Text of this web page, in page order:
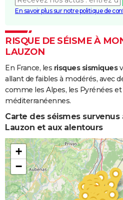
En savoir plus sur notre politique de
RISQUE DE SÉISME À
LAUZON
En France, les risques sismiques
allant de faibles à modérés, avec
comme les Alpes, les Pyrénées
méditerranéennes.
Carte des séismes
Lauzon et aux alentours
+
−